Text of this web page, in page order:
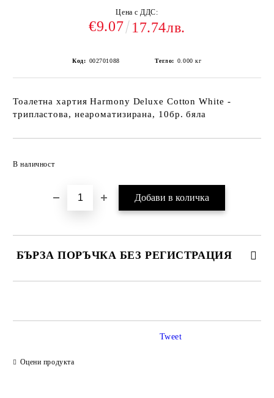
Цена с ДДС:
€9.07 17.74лв.
Код: 002701088 Тегло: 0.000 кг
Тоалетна хартия Harmony Deluxe Cotton White -
трипластова, неароматизирана, 10бр. бяла
В наличност
БЪРЗА ПОРЪЧКА БЕЗ РЕГИСТРАЦИЯ
Оцени продукта
Tweet